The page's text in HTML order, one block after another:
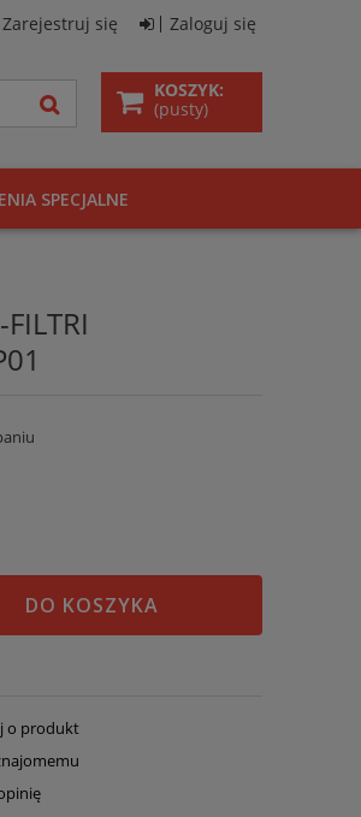
Zarejestruj się Zaloguj się
KOSZYK:
(pusty)
SPECJALNE
DO KOSZYKA
o produkt